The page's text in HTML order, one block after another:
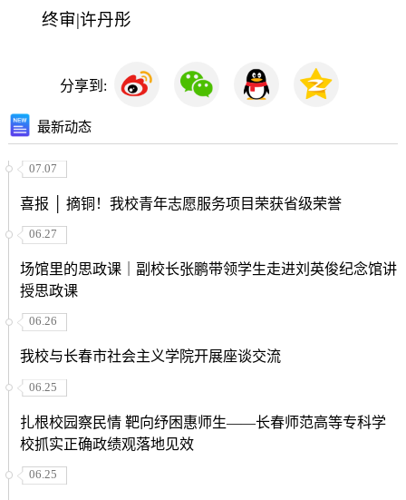
终审|许丹彤
分享到:
最新动态
07.07
喜报 │ 摘铜！我校青年志愿服务项目荣获省级荣誉
06.27
场馆里的思政课｜副校长张鹏带领学生走进刘英俊纪念馆讲
授思政课
06.26
我校与长春市社会主义学院开展座谈交流
06.25
扎根校园察民情 靶向纾困惠师生——长春师范高等专科学
校抓实正确政绩观落地见效
06.25